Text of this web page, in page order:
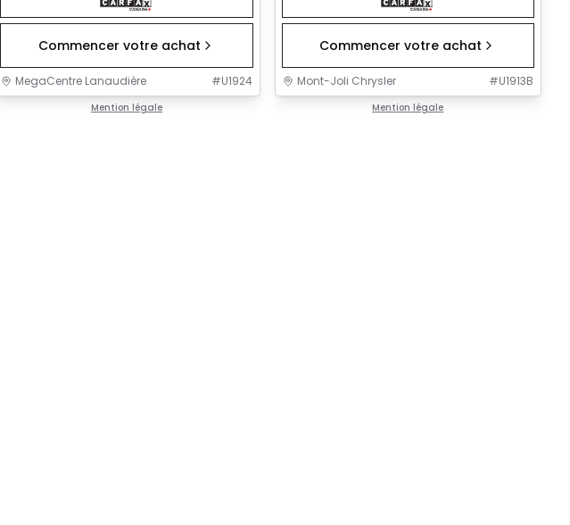
Commencer votre achat
MegaCentre Lanaudière #U1924
Mention légale
Commencer votre achat
Mont-Joli Chrysler #U1913B
Mention légale